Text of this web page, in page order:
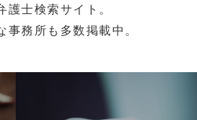
士検索サイト。
務所も多数掲載中。